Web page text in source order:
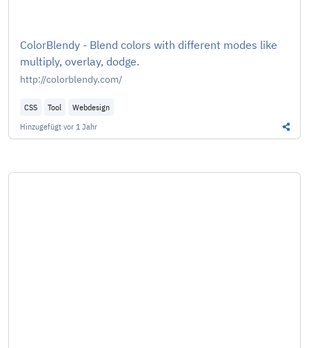
ColorBlendy - Blend colors with different modes like
multiply, overlay, dodge.
http://colorblendy.com/
CSS Tool
Webdesign
Hinzugefügt vor 1 Jahr